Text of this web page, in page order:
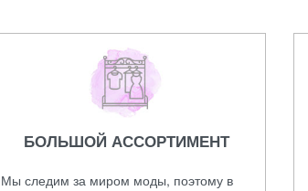
БОЛЬШОЙ АССОРТИМЕНТ
Мы следим за миром моды, поэтому в